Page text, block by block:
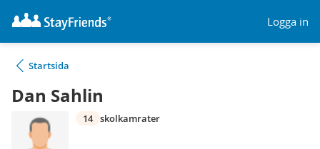
Logga in
Startsida
Dan Sahlin
14 skolkamrater